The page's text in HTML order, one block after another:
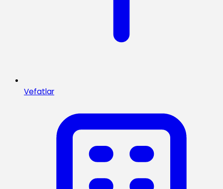
Vefatlar